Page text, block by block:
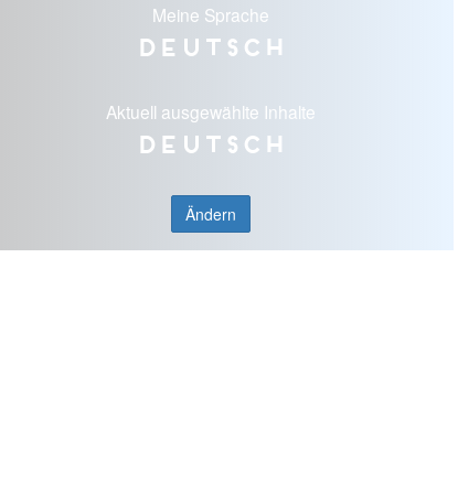
Meine Sprache
Deutsch
Aktuell ausgewählte Inhalte
Deutsch
Ändern